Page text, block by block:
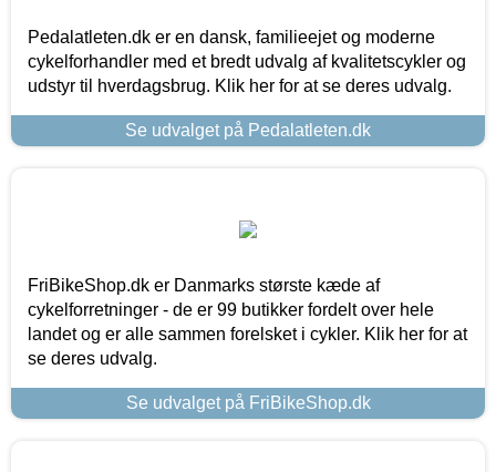
Pedalatleten.dk er en dansk, familieejet og moderne
cykelforhandler med et bredt udvalg af kvalitetscykler og
udstyr til hverdagsbrug. Klik her for at se deres udvalg.
Se udvalget på Pedalatleten.dk
FriBikeShop.dk er Danmarks største kæde af
cykelforretninger - de er 99 butikker fordelt over hele
landet og er alle sammen forelsket i cykler. Klik her for at
se deres udvalg.
Se udvalget på FriBikeShop.dk